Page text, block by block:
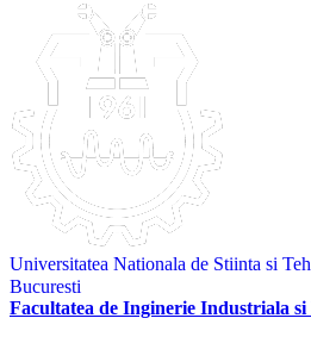
Universitatea Nationala de Stiinta si
Bucuresti
Facultatea de Inginerie Industriala si